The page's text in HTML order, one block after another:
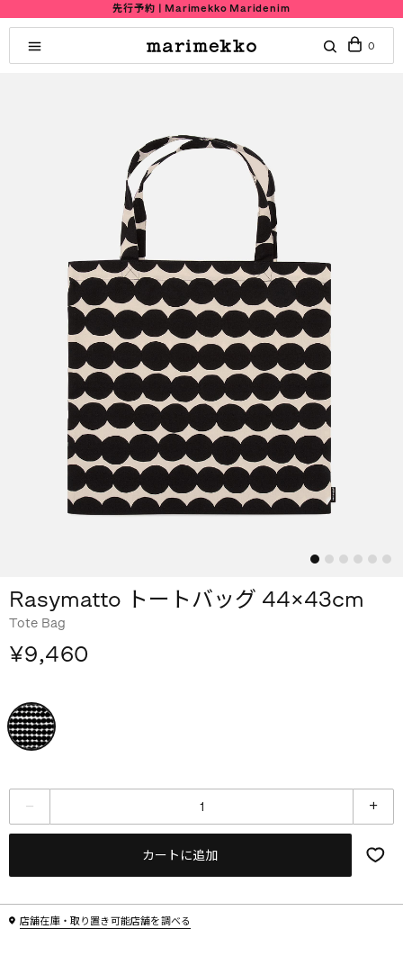
先行予約 | Marimekko Maridenim
0
Rasymatto トートバッグ 44×43cm
Tote Bag
¥9,460
カートに追加
店舗在庫・取り置き可能店舗を調べる